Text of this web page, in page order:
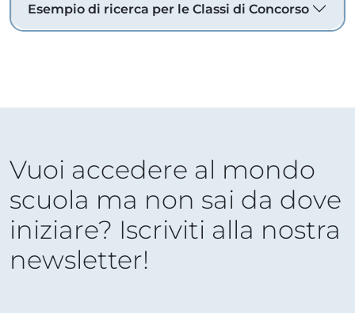
Esempio di ricerca per le Classi di Concorso
Vuoi accedere al mondo
scuola ma non sai da dove
iniziare? Iscriviti alla nostra
newsletter!